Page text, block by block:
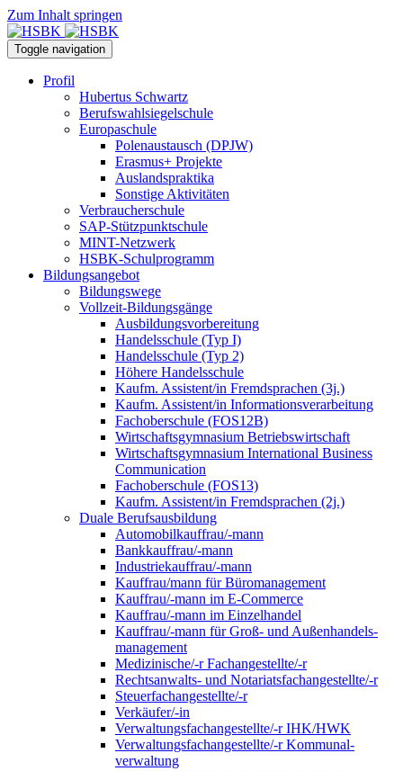
Zum Inhalt springen
Toggle navigation
Profil
Hubertus Schwartz
Berufswahlsiegelschule
Europaschule
Polenaustausch (DPJW)
Erasmus+ Projekte
Auslandspraktika
Sonstige Aktivitäten
Verbraucherschule
SAP-Stützpunktschule
MINT-Netzwerk
HSBK-Schulprogramm
Bildungsangebot
Bildungswege
Vollzeit-Bildungsgänge
Ausbildungsvorbereitung
Handelsschule (Typ I)
Handelsschule (Typ 2)
Höhere Handelsschule
Kaufm. Assistent/in­ Fremdsprachen (3j.)
Kaufm. Assistent/in Informationsverarbeitung
Fachoberschule (FOS12B)
Wirtschaftsgymnasium Betriebswirtschaft
Wirtschaftsgymnasium International Business
Communication
Fachoberschule (FOS13)
Kaufm. Assistent/in Fremdsprachen (2j.)
Duale Berufsausbildung
Automobilkauffrau/-mann
Bankkauffrau/-mann
Industriekauffrau/-mann
Kauffrau/mann für Büromanagement
Kauffrau/-mann im E-Commerce
Kauffrau/-mann im Einzelhandel
Kauffrau/-mann für Groß- und Außen­handels­
manage­ment
Medizinische/-r Fachangestellte/-r
Rechtsanwalts- und Notariatsfachangestellte/-r
Steuerfachangestellte/-r
Verkäufer/-in
Verwaltungs­fach­angestellte/-r IHK/HWK
Verwaltungsfach­angestellte/-r Kommunal­
verwaltung